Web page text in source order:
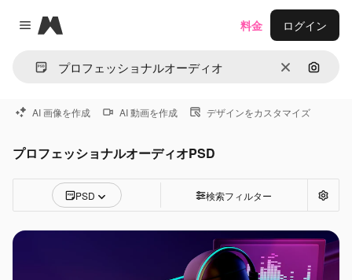
Close menu
Magnific
消去 画像で
料金 ログイン
AI 画像を作成 AI 動画を作成 デザインをカスタマイズ
プロフェッショナルオーディオPSD
PSD 検索フィルター